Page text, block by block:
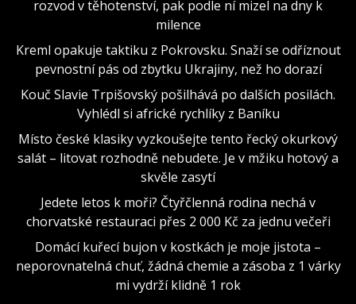
rozvod v těhotenství, pak podle ní mizel na dny k
milence
Kreml opakuje taktiku z Pokrovsku. Snaží se odříznout
pevnostní pás od zbytku Ukrajiny, než ho dorazí
Kouč Slavie Trpišovský pošilhává po dalších posilách.
Vyhlédl si africké rychlíky z Baníku
Místo české klasiky vyzkoušejte tento řecký okurkový
salát – litovat rozhodně nebudete. Je v mžiku hotový a
skvěle zasytí
Jedete letos k moři? Čtyřčlenná rodina nechá v
chorvatské restauraci přes 2 000 Kč za jednu večeři
Domácí kuřecí bujon v kostkách je moje jistota –
neporovnatelná chuť, žádná chemie a zásoba z 1 várky
mi vydrží klidně 1 rok